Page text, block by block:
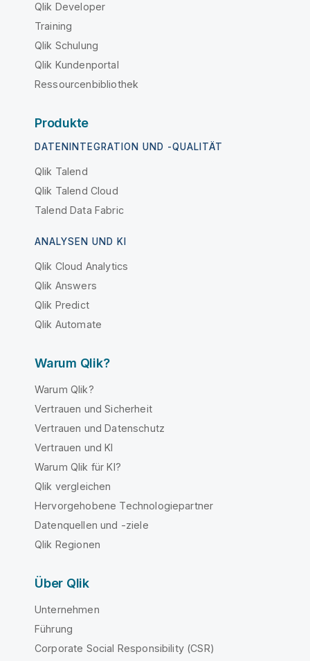
Qlik Developer
Training
Qlik Schulung
Qlik Kundenportal
Ressourcenbibliothek
Produkte
DATENINTEGRATION UND -QUALITÄT
Qlik Talend
Qlik Talend Cloud
Talend Data Fabric
ANALYSEN UND KI
Qlik Cloud Analytics
Qlik Answers
Qlik Predict
Qlik Automate
Warum Qlik?
Warum Qlik?
Vertrauen und Sicherheit
Vertrauen und Datenschutz
Vertrauen und KI
Warum Qlik für KI?
Qlik vergleichen
Hervorgehobene Technologiepartner
Datenquellen und -ziele
Qlik Regionen
Über Qlik
Unternehmen
Führung
Corporate Social Responsibility (CSR)